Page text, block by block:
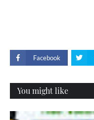
Facebook
You might like